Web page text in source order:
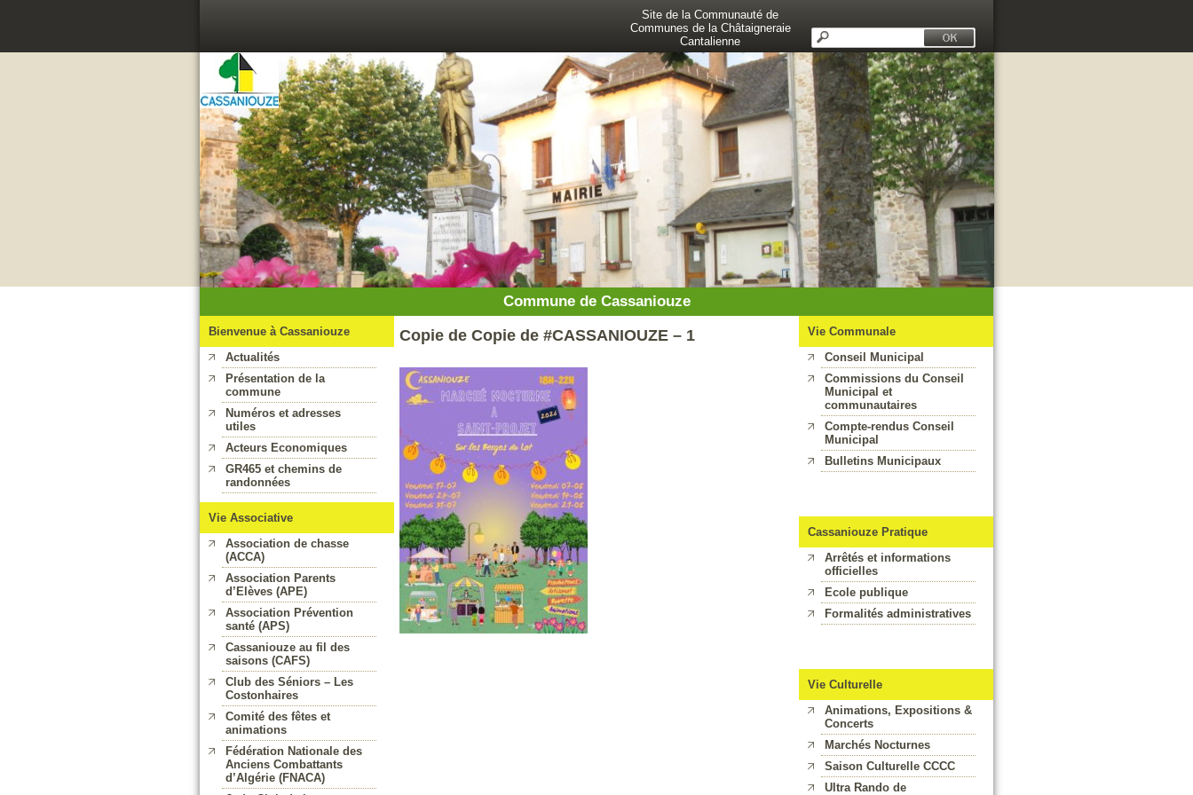
Site de la Communauté de
Communes de la Châtaigneraie
Cantalienne
Commune de Cassaniouze
Vie Communale
Conseil Municipal
Commissions du Conseil
Municipal et
communautaires
Compte-rendus Conseil
Municipal
Bulletins Municipaux
Cassaniouze Pratique
Arrêtés et informations
officielles
Ecole publique
Formalités administratives
Vie Culturelle
Animations, Expositions &
Concerts
Marchés Nocturnes
Saison Culturelle CCCC
Ultra Rando de
Bienvenue à Cassaniouze
Actualités
Présentation de la
commune
Numéros et adresses
utiles
Acteurs Economiques
GR465 et chemins de
randonnées
Vie Associative
Association de chasse
(ACCA)
Association Parents
d’Elèves (APE)
Association Prévention
santé (APS)
Cassaniouze au fil des
saisons (CAFS)
Club des Séniors – Les
Costonhaires
Comité des fêtes et
animations
Fédération Nationale des
Anciens Combattants
d’Algérie (FNACA)
Copie de Copie de #CASSANIOUZE – 1